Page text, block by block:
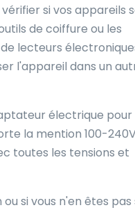
si vos appareils
de coiffure ou les
lecteurs
l'appareil dans un
électrique pour
la mention 100-
toutes les tensions et
si vous n'en êtes pas